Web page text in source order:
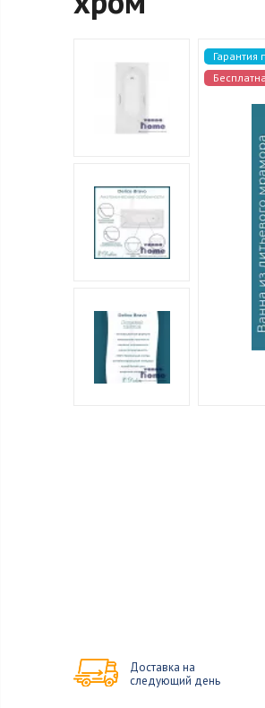
Гарантия
Доставка на
следующий день